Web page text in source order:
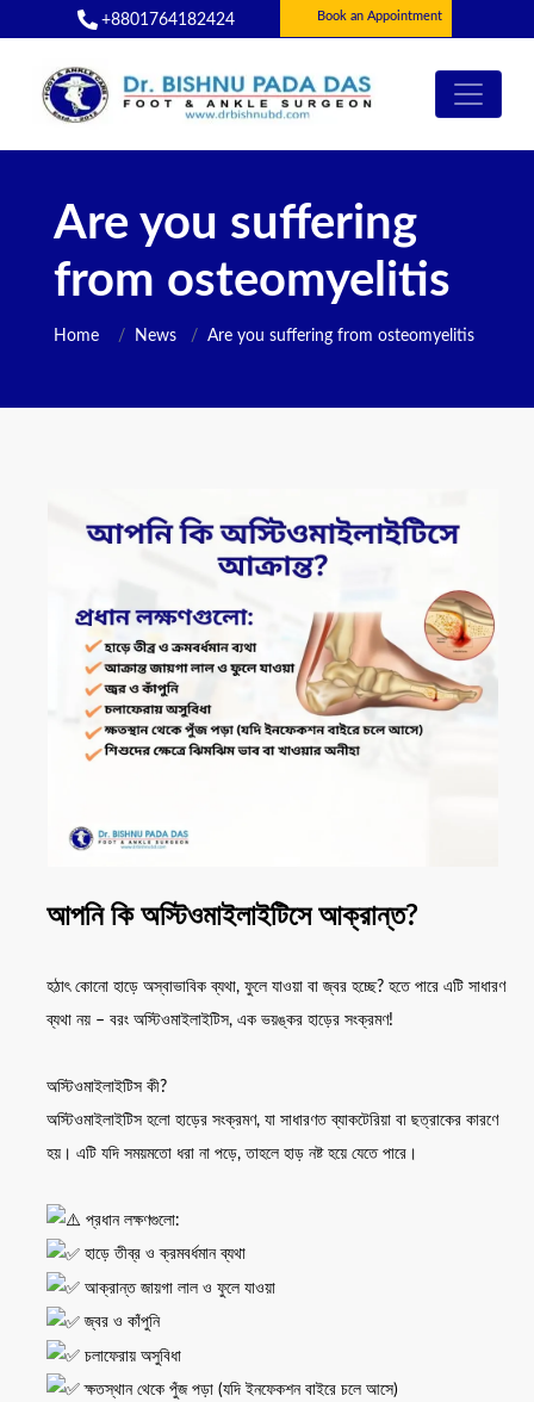
+8801764182424 Book an Appointment
Are you suffering
from osteomyelitis
Home News Are you suffering from osteomyelitis
আপনি কি অস্টিওমাইলাইটিসে আক্রান্ত?
হঠাৎ কোনো হাড়ে অস্বাভাবিক ব্যথা, ফুলে যাওয়া বা জ্বর হচ্ছে? হতে পারে এটি সাধারণ
ব্যথা নয় – বরং অস্টিওমাইলাইটিস, এক ভয়ঙ্কর হাড়ের সংক্রমণ!
অস্টিওমাইলাইটিস কী?
অস্টিওমাইলাইটিস হলো হাড়ের সংক্রমণ, যা সাধারণত ব্যাকটেরিয়া বা ছত্রাকের কারণে
হয়। এটি যদি সময়মতো ধরা না পড়ে, তাহলে হাড় নষ্ট হয়ে যেতে পারে।
প্রধান লক্ষণগুলো:
হাড়ে তীব্র ও ক্রমবর্ধমান ব্যথা
আক্রান্ত জায়গা লাল ও ফুলে যাওয়া
জ্বর ও কাঁপুনি
চলাফেরায় অসুবিধা
ক্ষতস্থান থেকে পুঁজ পড়া (যদি ইনফেকশন বাইরে চলে আসে)